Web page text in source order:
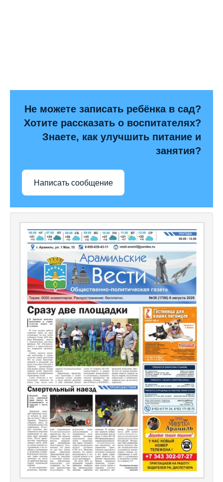
Не можете записать ребёнка в сад?
Хотите рассказать о воспитателях?
Знаете, как улучшить питание и
занятия?
Написать сообщение